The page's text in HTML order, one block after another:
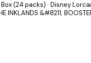
(24 packs) · Disney
INKLANDS &#8211;